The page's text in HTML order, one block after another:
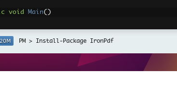
void Main()
Sample data with duplicates
List
<string> names = new List<string>
Install-Package IronPdf